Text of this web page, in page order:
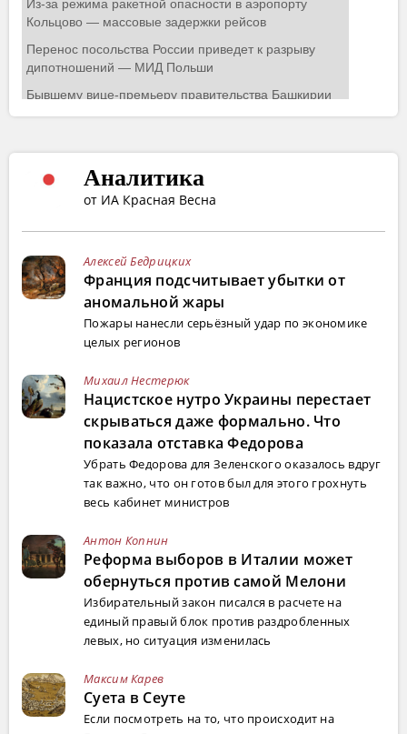
Аналитика
от ИА Красная Весна
Алексей Бедрицких
Франция подсчитывает убытки от
аномальной жары
Пожары нанесли серьёзный удар по экономике
целых регионов
Михаил Нестерюк
Нацистское нутро Украины перестает
скрываться даже формально. Что
показала отставка Федорова
Убрать Федорова для Зеленского оказалось вдруг
так важно, что он готов был для этого грохнуть
весь кабинет министров
Антон Копнин
Реформа выборов в Италии может
обернуться против самой Мелони
Избирательный закон писался в расчете на
единый правый блок против раздробленных
левых, но ситуация изменилась
Максим Карев
Суета в Сеуте
Если посмотреть на то, что происходит на